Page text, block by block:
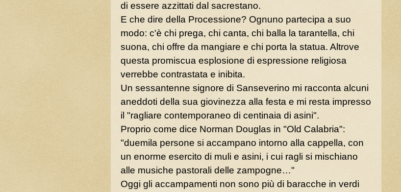
di essere azzittati dal sacrestano.
E che dire della Processione? Ognuno partecipa a suo
modo: c'è chi prega, chi canta, chi balla la tarantella, chi
suona, chi offre da mangiare e chi porta la statua. Altrove
questa promiscua esplosione di espressione religiosa
verrebbe contrastata e inibita.
Un sessantenne signore di Sanseverino mi racconta alcuni
aneddoti della sua giovinezza alla festa e mi resta impresso
il "ragliare contemporaneo di centinaia di asini".
Proprio come dice Norman Douglas in "Old Calabria":
"duemila persone si accampano intorno alla cappella, con
un enorme esercito di muli e asini, i cui ragli si mischiano
alle musiche pastorali delle zampogne…"
Oggi gli accampamenti non sono più di baracche in verdi